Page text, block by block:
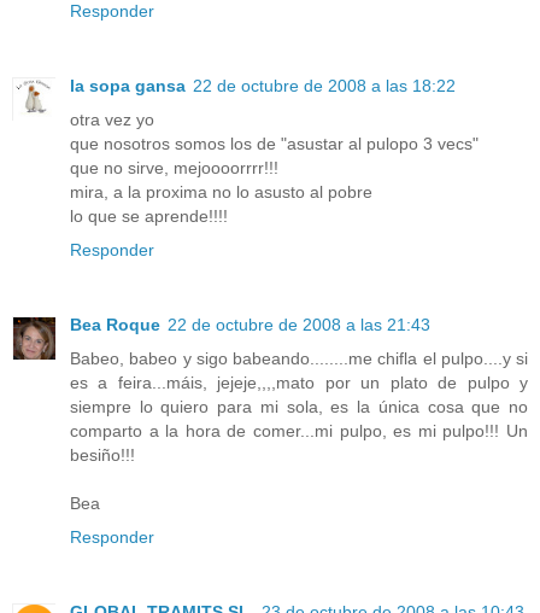
Responder
la sopa gansa 22 de octubre de 2008 a las 18:22
otra vez yo
que nosotros somos los de "asustar al pulopo 3 vecs"
que no sirve, mejoooorrrr!!!
mira, a la proxima no lo asusto al pobre
lo que se aprende!!!!
Responder
Bea Roque 22 de octubre de 2008 a las 21:43
Babeo, babeo y sigo babeando........me chifla el pulpo....y si
es a feira...máis, jejeje,,,,mato por un plato de pulpo y
siempre lo quiero para mi sola, es la única cosa que no
comparto a la hora de comer...mi pulpo, es mi pulpo!!! Un
besiño!!!
Bea
Responder